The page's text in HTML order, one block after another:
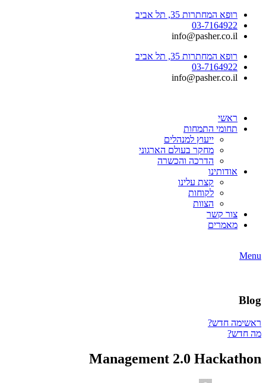
רופא המחתרות 35, תל אביב
03-7164922
info@pasher.co.il
רופא המחתרות 35, תל אביב
03-7164922
info@pasher.co.il
ראשי
תחומי התמחות
ייעוץ למנהלים
מחקר בעולם הארגוני
הדרכה והכשרה
אודותינו
קצת עלינו
לקוחות
הצוות
צור קשר
מאמרים
Menu
Blog
ראשימה חדש?
מה חדש?
Management 2.0 Hackathon